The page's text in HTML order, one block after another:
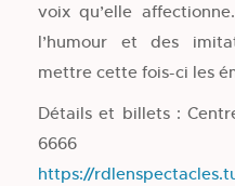
voix qu’elle
l’humour et des
mettre cette fois-ci les
Détails et billets :
https://